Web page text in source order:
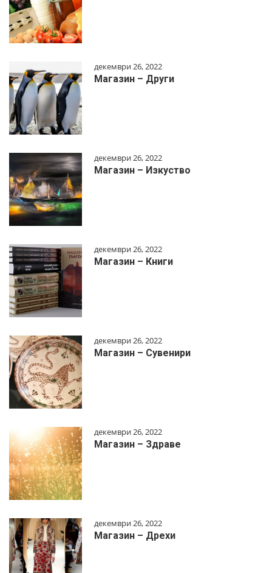
декември 26, 2022
Магазин – Други
декември 26, 2022
Магазин – Изкуство
декември 26, 2022
Магазин – Книги
декември 26, 2022
Магазин – Сувенири
декември 26, 2022
Магазин – Здраве
декември 26, 2022
Магазин – Дрехи